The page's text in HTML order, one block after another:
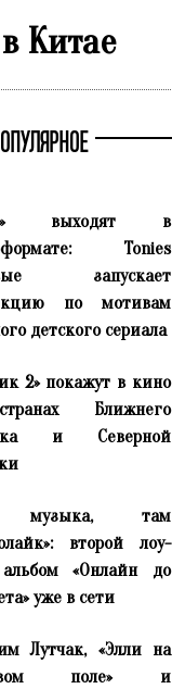
Китае
ПОПУЛЯРНОЕ
выходят в
Tonies
запускает
по мотивам
детского сериала
2» покажут в кино
Ближнего
и Северной
музыка, там
второй лоу-
«Онлайн до
уже в сети
Лутчак, «Элли на
поле» и